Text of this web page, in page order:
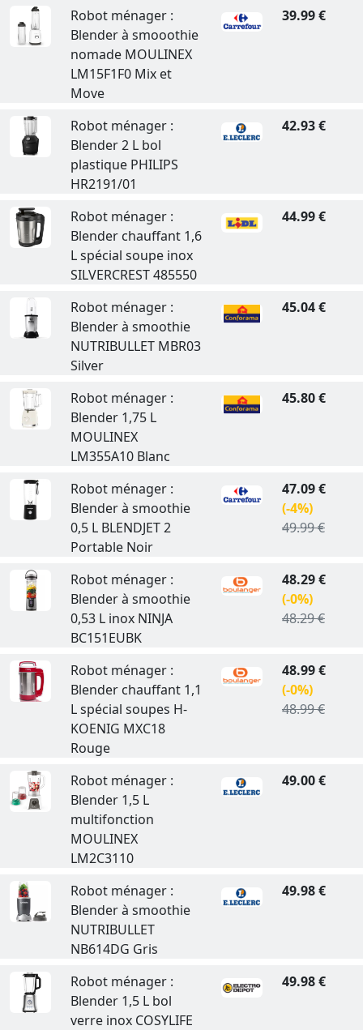
Robot ménager :
Blender à smooothie
nomade MOULINEX
LM15F1F0 Mix et
Move
39.99 €
Robot ménager :
Blender 2 L bol
plastique PHILIPS
HR2191/01
42.93 €
Robot ménager :
Blender chauffant 1,6
L spécial soupe inox
SILVERCREST 485550
44.99 €
Robot ménager :
Blender à smoothie
NUTRIBULLET MBR03
Silver
45.04 €
Robot ménager :
Blender 1,75 L
MOULINEX
LM355A10 Blanc
45.80 €
Robot ménager :
Blender à smoothie
0,5 L BLENDJET 2
Portable Noir
47.09 €
(-4%)
49.99 €
Robot ménager :
Blender à smoothie
0,53 L inox NINJA
BC151EUBK
48.29 €
(-0%)
48.29 €
Robot ménager :
Blender chauffant 1,1
L spécial soupes H-
KOENIG MXC18
Rouge
48.99 €
(-0%)
48.99 €
Robot ménager :
Blender 1,5 L
multifonction
MOULINEX
LM2C3110
49.00 €
Robot ménager :
Blender à smoothie
NUTRIBULLET
NB614DG Gris
49.98 €
Robot ménager :
Blender 1,5 L bol
verre inox COSYLIFE
49.98 €